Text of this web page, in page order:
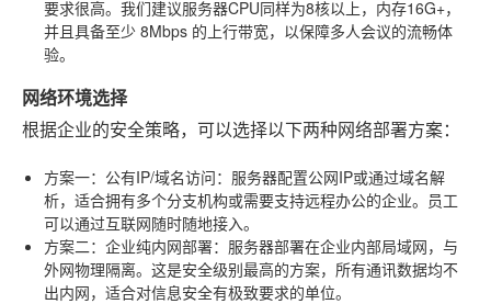
要求很高。我们建议服务器CPU同样为8核以上，内存16G+，
并且具备至少 8Mbps 的上行带宽，以保障多人会议的流畅体
验。
网络环境选择
根据企业的安全策略，可以选择以下两种网络部署方案：
方案一：公有IP/域名访问：服务器配置公网IP或通过域名解
析，适合拥有多个分支机构或需要支持远程办公的企业。员工
可以通过互联网随时随地接入。
方案二：企业纯内网部署：服务器部署在企业内部局域网，与
外网物理隔离。这是安全级别最高的方案，所有通讯数据均不
出内网，适合对信息安全有极致要求的单位。